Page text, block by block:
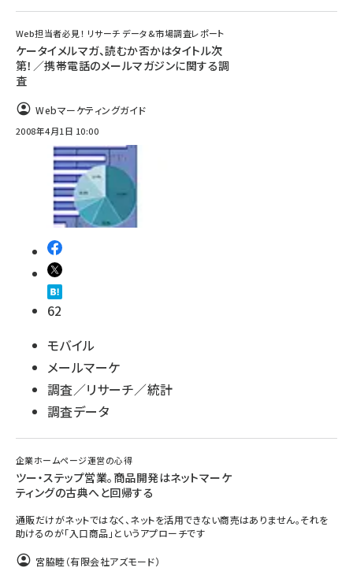
Web担当者必見！ リサーチ データ&市場調査レポート
ケータイメルマガ、読むか否かはタイトル次
第！／携帯電話のメールマガジンに関する調
査
Webマーケティングガイド
2008年4月1日 10:00
62
モバイル
メールマーケ
調査／リサーチ／統計
調査データ
企業ホームページ運営の心得
ツー・ステップ営業。商品開発はネットマーケ
ティングの古典へと回帰する
通販だけがネットではなく、ネットを活用できない商売はありません。それを
助けるのが「入口商品」というアプローチです
宮脇睦（有限会社アズモード）